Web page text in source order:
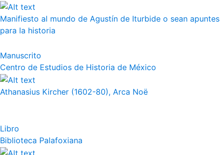
Manifiesto al mundo de Agustín de Iturbide o sean apuntes
para la historia
Manuscrito
Centro de Estudios de Historia de México
Athanasius Kircher (1602-80), Arca Noë
Libro
Biblioteca Palafoxiana